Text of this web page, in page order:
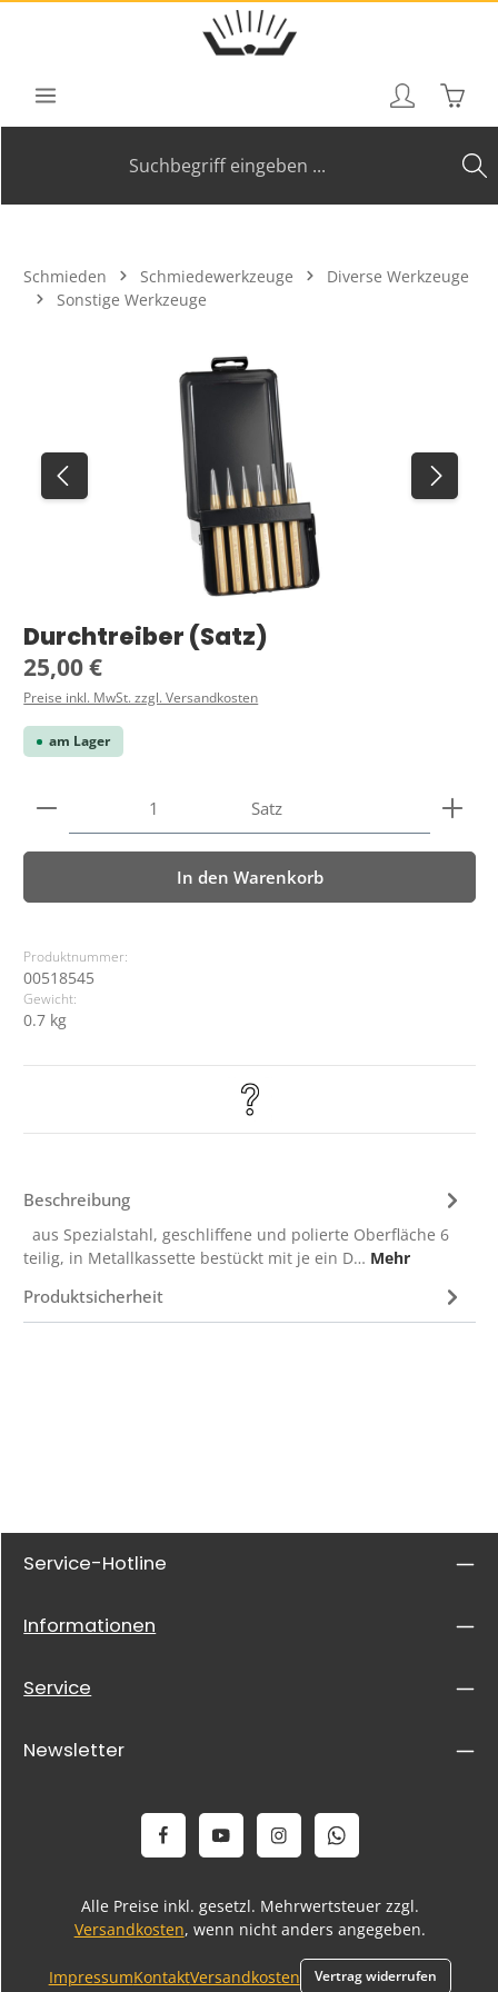
Zum Hauptinhalt springen
Schmieden Schmiedewerkzeuge
Diverse Werkzeuge
Sonstige Werkzeuge
Bildergalerie überspringen
Durchtreiber (Satz)
Regulärer Preis:
25,00 €
Preise inkl. MwSt. zzgl. Versandkosten
am Lager
Produkt Anzahl: Gib den gewünschten Wert ein
Satz
In den Warenkorb
Produktnummer:
00518545
Gewicht:
0.7 kg
Beschreibung
aus Spezialstahl, geschliffene und polierte Oberfläche 6
teilig, in Metallkassette bestückt mit je ein D… Mehr
Produktsicherheit
Service-Hotline
Informationen
Service
Newsletter
Alle Preise inkl. gesetzl. Mehrwertsteuer zzgl.
Versandkosten, wenn nicht anders angegeben.
ImpressumKontaktVersandkosten Vertrag widerrufen